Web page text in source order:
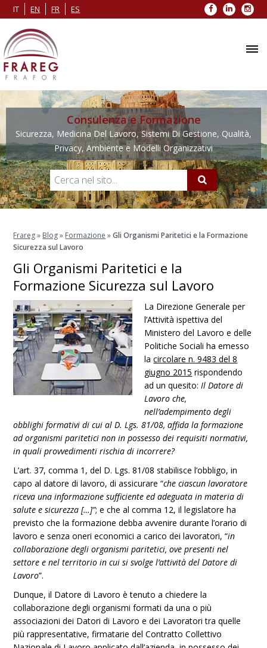
IT EN FR ES Facebook
LinkedIn
Consulenza e Formazione
Sicurezza, Medicina Del Lavoro, Sistemi Di Gestione, Qualità,
Privacy, Ambiente e Modelli Organizzativi
Frareg» Blog» Formazione »Gli Organismi Paritetici e la Formazione
Sicurezza sul Lavoro
Gli Organismi Paritetici e la
Formazione Sicurezza sul Lavoro
La Direzione Generale per
l’Attività ispettiva del
Ministero del Lavoro e delle
Politiche Sociali ha emesso
lacircolare n. 9483 del 8
giugno 2015 rispondendo
ad un quesito:Il Datore di
Lavoro che,
nell’adempimento degli
obblighi formativi di cui al D. Lgs. 81/08, affida la formazione
ad organismi paritetici non in possesso dei requisiti normativi,
in quali provvedimenti rischia di incorrere?
L’art. 37, comma 1, del D. Lgs. 81/08 stabilisce l’obbligo, in
capo al datore di lavoro, di assicurare “che ciascun lavoratore
riceva una informazione sufficiente ed adeguata in materia di
salute e sicurezza […]”; e che al comma 12, il legislatore ha
previsto che la formazione debba avvenire durante l’orario di
lavoro e senza oneri economici a carico dei lavoratori, “in
collaborazione degli organismi paritetici, ove presenti nel
settore e nel territorio in cui si svolge l’attività del Datore di
Lavoro”.
Dunque, il Datore di Lavoro è tenuto a chiedere la
collaborazione degli organismi formati da una o più
associazioni dei Datori di Lavoro e dei Lavoratori tra quelle
più rappresentative, firmatarie del Contratto Collettivo